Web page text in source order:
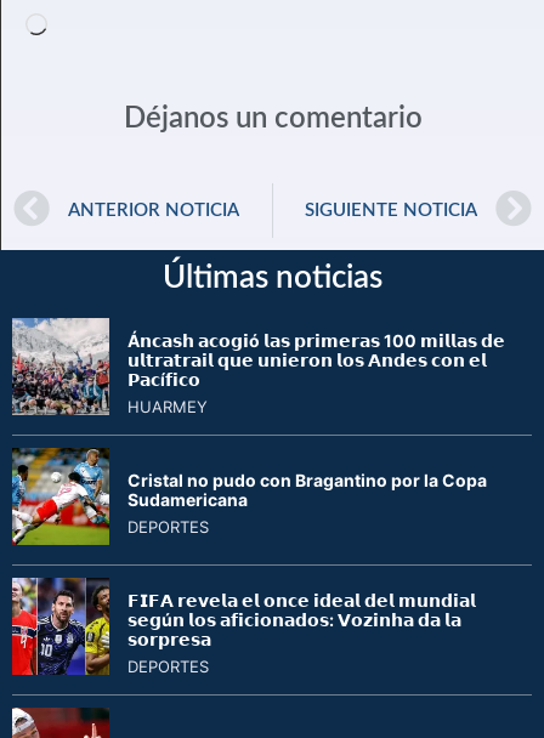
Déjanos un comentario
ANTERIOR NOTICIA SIGUIENTE NOTICIA
Últimas noticias
Á𝗻𝗰𝗮𝘀𝗵 𝗮𝗰𝗼𝗴𝗶ó 𝗹𝗮𝘀 𝗽𝗿𝗶𝗺𝗲𝗿𝗮𝘀 100 𝗺𝗶𝗹𝗹𝗮𝘀 𝗱𝗲
𝘂𝗹𝘁𝗿𝗮𝘁𝗿𝗮𝗶𝗹 𝗾𝘂𝗲 𝘂𝗻𝗶𝗲𝗿𝗼𝗻 𝗹𝗼𝘀 𝗔𝗻𝗱𝗲𝘀 𝗰𝗼𝗻 𝗲𝗹
𝗣𝗮𝗰í𝗳𝗶𝗰𝗼
HUARMEY
Cristal no pudo con Bragantino por la Copa
Sudamericana
DEPORTES
𝗙𝗜𝗙𝗔 𝗿𝗲𝘃𝗲𝗹𝗮 𝗲𝗹 𝗼𝗻𝗰𝗲 𝗶𝗱𝗲𝗮𝗹 𝗱𝗲𝗹 𝗺𝘂𝗻𝗱𝗶𝗮𝗹
𝘀𝗲𝗴ú𝗻 𝗹𝗼𝘀 𝗮𝗳𝗶𝗰𝗶𝗼𝗻𝗮𝗱𝗼𝘀: 𝗩𝗼𝘇𝗶𝗻𝗵𝗮 𝗱𝗮 𝗹𝗮
𝘀𝗼𝗿𝗽𝗿𝗲𝘀𝗮
DEPORTES